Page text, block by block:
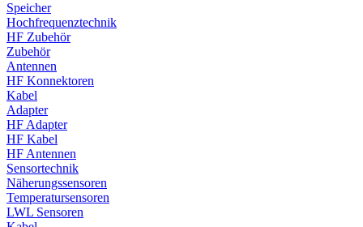
Speicher
Hochfrequenztechnik
HF Zubehör
Zubehör
Antennen
HF Konnektoren
Kabel
Adapter
HF Adapter
HF Kabel
HF Antennen
Sensortechnik
Näherungssensoren
Temperatursensoren
LWL Sensoren